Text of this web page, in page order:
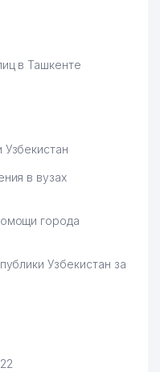
в Ташкенте
в вузах
города
Узбекистан за